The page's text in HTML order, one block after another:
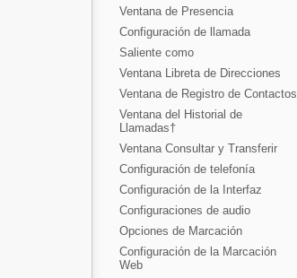
Ventana de Presencia
Configuración de llamada
Saliente como
Ventana Libreta de Direcciones
Ventana de Registro de Contactos
Ventana del Historial de
Llamadas†
Ventana Consultar y Transferir
Configuración de telefonía
Configuración de la Interfaz
Configuraciones de audio
Opciones de Marcación
Configuración de la Marcación
Web